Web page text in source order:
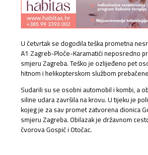
U četvrtak se dogodila teška prometna
A1 Zagreb-Ploče-Karamatići neposredno
smjeru Zagreba. Teško je ozlijeđeno pet
hitnom i helikopterskom službom
Sudarili su se osobni automobil i kombi, a
siline udara završila na krovu. U tijeku je
kojeg je za sav promet zatvorena dionica
smjeru Zagreba. Obilazak je državnom
čvorova Gospić i Otočac.